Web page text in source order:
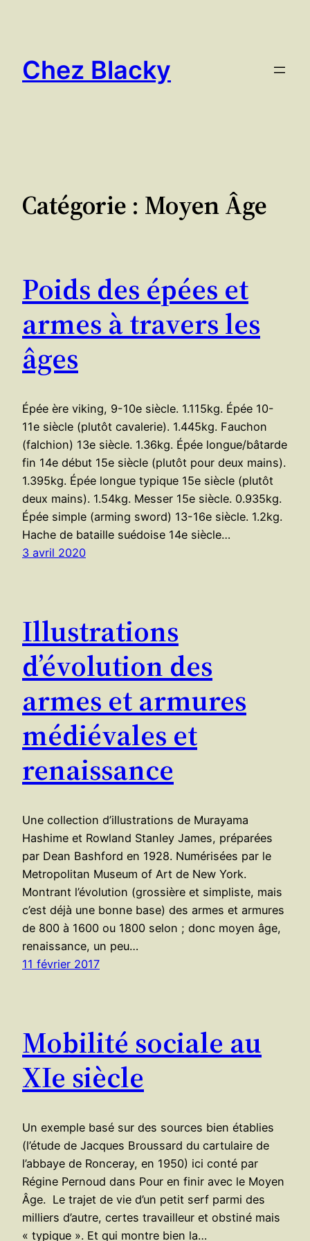
Chez Blacky
Catégorie : Moyen Âge
Poids des épées et
armes à travers les
âges
Épée ère viking, 9-10e siècle. 1.115kg. Épée 10-
11e siècle (plutôt cavalerie). 1.445kg. Fauchon
(falchion) 13e siècle. 1.36kg. Épée longue/bâtarde
fin 14e début 15e siècle (plutôt pour deux mains).
1.395kg. Épée longue typique 15e siècle (plutôt
deux mains). 1.54kg. Messer 15e siècle. 0.935kg.
Épée simple (arming sword) 13-16e siècle. 1.2kg.
Hache de bataille suédoise 14e siècle…
3 avril 2020
Illustrations
d’évolution des
armes et armures
médiévales et
renaissance
Une collection d’illustrations de Murayama
Hashime et Rowland Stanley James, préparées
par Dean Bashford en 1928. Numérisées par le
Metropolitan Museum of Art de New York.
Montrant l’évolution (grossière et simpliste, mais
c’est déjà une bonne base) des armes et armures
de 800 à 1600 ou 1800 selon ; donc moyen âge,
renaissance, un peu…
11 février 2017
Mobilité sociale au
XIe siècle
Un exemple basé sur des sources bien établies
(l’étude de Jacques Broussard du cartulaire de
l’abbaye de Ronceray, en 1950) ici conté par
Régine Pernoud dans Pour en finir avec le Moyen
Âge. Le trajet de vie d’un petit serf parmi des
milliers d’autre, certes travailleur et obstiné mais
« typique ». Et qui montre bien la…